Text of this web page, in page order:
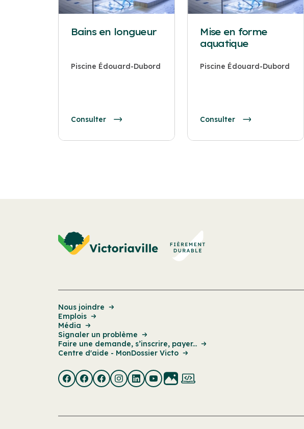
Bains en longueur
Piscine Édouard-Dubord
Consulter
Mise en forme
aquatique
Piscine Édouard-Dubord
Consulter
Nous joindre
Emplois
Média
Signaler un problème
Faire une demande, s’inscrire, payer...
Centre d'aide - MonDossier Victo